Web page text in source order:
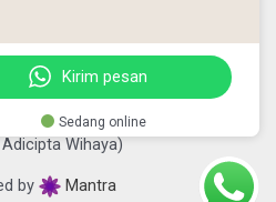
Powered by Daya Daihatsu
Wihaya)
by Mantra
Kirim pesan
Sedang online